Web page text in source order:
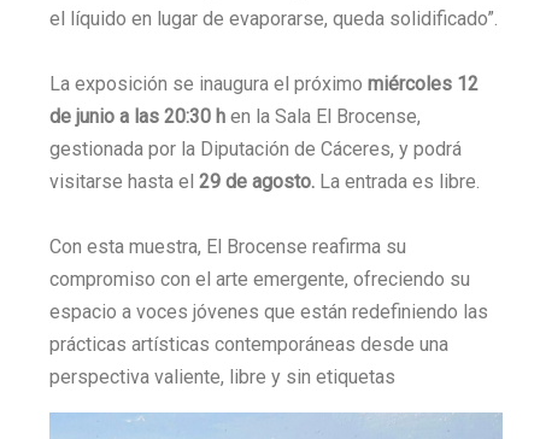
el líquido en lugar de evaporarse, queda solidificado”.
La exposición se inaugura el próximo miércoles 12
de junio a las 20:30 h en la Sala El Brocense,
gestionada por la Diputación de Cáceres, y podrá
visitarse hasta el 29 de agosto. La entrada es libre.
Con esta muestra, El Brocense reafirma su
compromiso con el arte emergente, ofreciendo su
espacio a voces jóvenes que están redefiniendo las
prácticas artísticas contemporáneas desde una
perspectiva valiente, libre y sin etiquetas